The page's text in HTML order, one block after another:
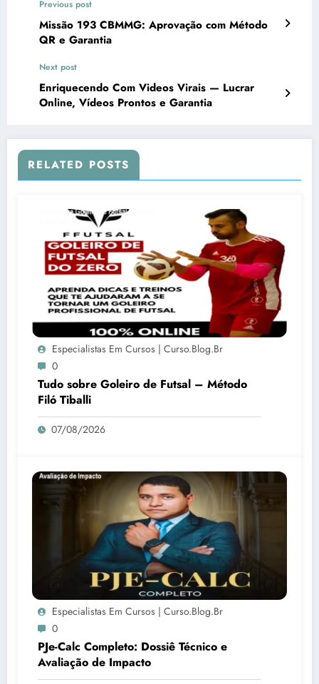
Previous post
Missão 193 CBMMG: Aprovação com Método
QR e Garantia
Next post
Enriquecendo Com Videos Virais — Lucrar
Online, Vídeos Prontos e Garantia
RELATED POSTS
Especialistas Em Cursos | Curso.blog.br
0
Tudo sobre Goleiro de Futsal – Método
Filó Tiballi
07/08/2026
Especialistas Em Cursos | Curso.blog.br
0
PJe-Calc Completo: Dossiê Técnico e
Avaliação de Impacto